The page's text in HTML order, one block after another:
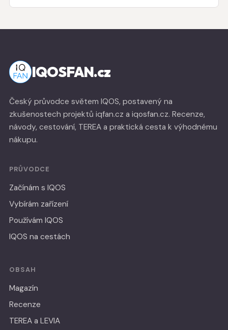
IQOSFAN.cz
Český průvodce světem IQOS, postavený na
zkušenostech projektů iqfan.cz a iqosfan.cz. Recenze,
návody, cestování, TEREA a praktická cesta k výhodnému
nákupu.
PRŮVODCE
Začínám s IQOS
Vybírám zařízení
Používám IQOS
IQOS na cestách
OBSAH
Magazín
Recenze
TEREA a LEVIA